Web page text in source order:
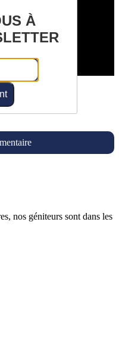
thèmes :
nos géniteurs sont dans les
À